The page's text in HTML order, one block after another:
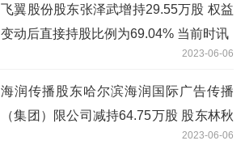
飞翼股份股东张泽武增持29.55万股 权益
变动后直接持股比例为69.04% 当前时讯
2023-06-06
海润传播股东哈尔滨海润国际广告传播
（集团）限公司减持64.75万股 股东林秋
2023-06-06